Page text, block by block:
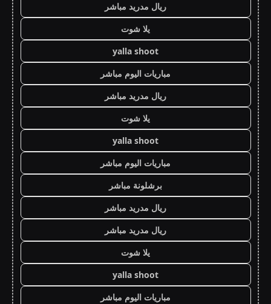
ريال مدريد مباشر
يلا شوت
yalla shoot
مباريات اليوم مباشر
ريال مدريد مباشر
يلا شوت
yalla shoot
مباريات اليوم مباشر
برشلونة مباشر
ريال مدريد مباشر
ريال مدريد مباشر
يلا شوت
yalla shoot
مباريات اليوم مباشر